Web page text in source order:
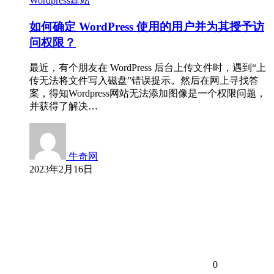
如何确定 WordPress 使用的用户并为其授予访
问权限？
最近，有个朋友在 WordPress 后台上传文件时，遇到“上
传无法将文件写入磁盘”错误提示。然后在网上寻找答
案，得知Wordpress网站无法添加图像是一个权限问题，
并获得了解决…
牛奇网
2023年2月16日
0